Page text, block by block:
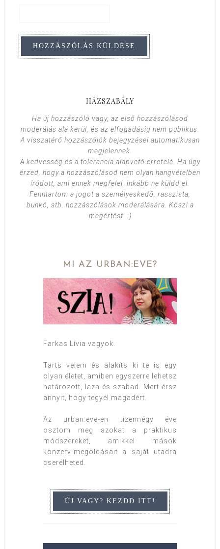
HÁZSZABÁLY
Ha új hozzászóló vagy, az első hozzászólásod
moderálás alá kerül, és az elfogadásig nem publikus.
A visszatérő hozzászólók bejegyzései automatikusan
megjelennek.
A kedvesség és a tolerancia alapvető errefelé. Ha úgy
érzed, hogy a hozzászólásod nem olyan hangvételben
íródott, ami ennek megfelel, inkább ne küldd el.
Fenntartom a jogot a személyeskedő, rasszista,
bunkó, stb. hozzászólások moderálására. Köszi a
megértést. :)
MI AZ URBAN:EVE?
Farkas Lívia vagyok.
Tarts velem és alakíts ki te is egy
olyan életet, amiben egyszerre lehetsz
határozott, laza és szabad. Mert érsz
annyit, hogy tegyél magadért.
Az urban:eve-en tizennégy éve
osztom meg azokat a praktikus
módszereket, amikkel mások
konzerv-megoldásait a saját utadra
cserélheted.